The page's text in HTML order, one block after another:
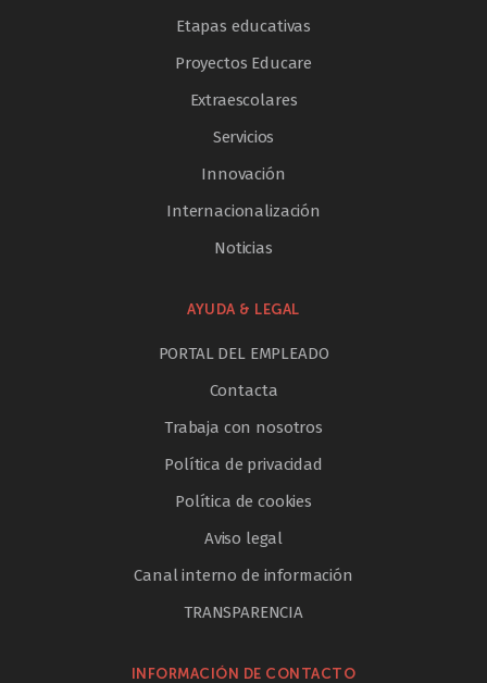
Etapas educativas
Proyectos Educare
Extraescolares
Servicios
Innovación
Internacionalización
Noticias
AYUDA & LEGAL
PORTAL DEL EMPLEADO
Contacta
Trabaja con nosotros
Política de privacidad
Política de cookies
Aviso legal
Canal interno de información
TRANSPARENCIA
INFORMACIÓN DE CONTACTO